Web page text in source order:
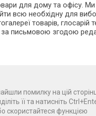
для дому та офісу.
всю необхідну для
товарів, глосарій
за письмовою згодою
помилку на цій
її та натисніть
скористайтеся функцією